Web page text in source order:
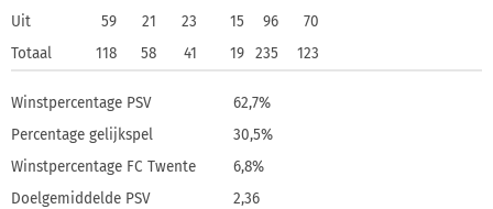
Uit
59 21 23 15 96
70
Totaal
118 58 41 19 235 123
Winstpercentage PSV
62,7%
Percentage gelijkspel
30,5%
Winstpercentage FC Twente
6,8%
Doelgemiddelde PSV
2,36